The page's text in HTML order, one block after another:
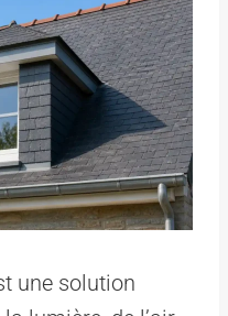
une solution